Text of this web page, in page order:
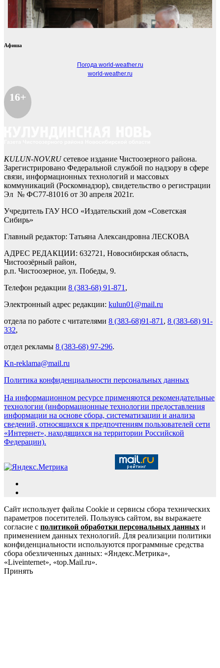
Афиша
Погода world-weather.ru
world-weather.ru
16+
KULUN-NOV.RUсетевое издание Чистоозерного района.
Зарегистрировано Федеральной службой по надзору в сфере
связи, информационных технологий и массовых
коммуникаций (Роскомнадзор), свидетельство о регистрации
Эл № ФС77-81016 от 30 апреля 2021г.
Учредитель ГАУ НСО «Издательский дом «Советская
Сибирь»
Главный редактор: Татьяна Александровна ЛЕСКОВА
АДРЕС РЕДАКЦИИ: 632721, Новосибирская область,
Чистоозёрный район,
р.п. Чистоозерное, ул. Победы, 9.
Телефон редакции 8 (383-68) 91-871 ,
Электронный адрес редакции: kulun01@mail.ru
отдела по работе с читателями 8 (383-68)91-871 , 8 (383-68) 91-
332,
отдел рекламы 8 (383-68) 97-296.
Kn-reklama@mail.ru
Политика конфиденциальности персональных данных
На информационном ресурсе применяются рекомендательные
технологии (информационные технологии предоставления
информации на основе сбора, систематизации и анализа
сведений, относящихся к предпочтениям пользователей сети
«Интернет», находящихся на территории Российской
Федерации).
Сайт использует файлы Cookie и сервисы сбора технических
параметров посетителей. Пользуясь сайтом, вы выражаете
согласие с политикой обработки персональных данных и
применением данных технологий. Для реализации политики
конфиденциальности используются программные средства
сбора обезличенных данных: «Яндекс.Метрика»,
«Liveinternet», «top.Mail.ru».
Принять